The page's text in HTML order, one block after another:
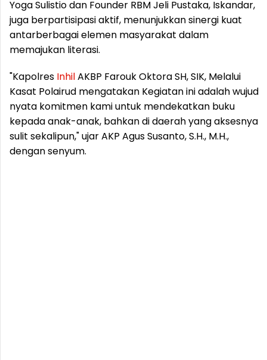
Yoga Sulistio dan Founder RBM Jeli Pustaka, Iskandar,
juga berpartisipasi aktif, menunjukkan sinergi kuat
antarberbagai elemen masyarakat dalam
memajukan literasi.
"Kapolres InhilAKBP Farouk Oktora SH, SIK, Melalui
Kasat Polairud mengatakan Kegiatan ini adalah wujud
nyata komitmen kami untuk mendekatkan buku
kepada anak-anak, bahkan di daerah yang aksesnya
sulit sekalipun," ujar AKP Agus Susanto, S.H., M.H.,
dengan senyum.